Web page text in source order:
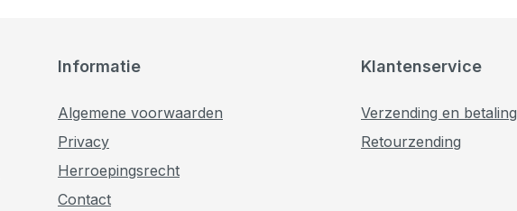
Informatie
Algemene voorwaarden
Privacy
Herroepingsrecht
Contact
Klantenservice
Verzending en betaling
Retourzending